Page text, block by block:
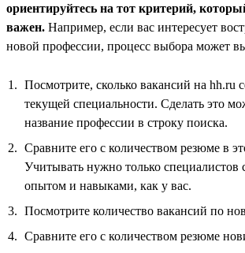
ориентируйтесь на тот критерий,
важен. Например, если вас интересует
новой профессии, процесс выбора может
Посмотрите, сколько вакансий на hh.ru
текущей специальности. Сделать это
название профессии в строку поиска.
Сравните его с количеством резюме в
Учитывать нужно только специалистов
опытом и навыками, как у вас.
Посмотрите количество вакансий по
Сравните его с количеством резюме